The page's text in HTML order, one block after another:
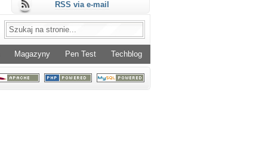
RSS via e-mail
Magazyny Pen Test Techblog